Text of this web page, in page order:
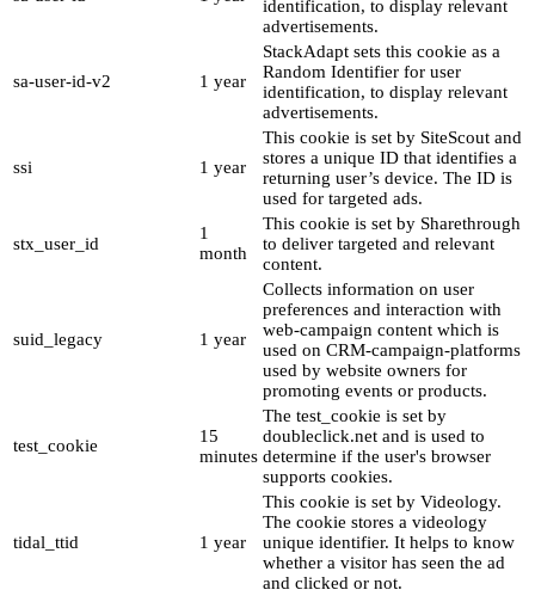
identification, to display relevant
advertisements.
sa-user-id-v2 1 year
StackAdapt sets this cookie as a
Random Identifier for user
identification, to display relevant
advertisements.
ssi 1 year
This cookie is set by SiteScout and
stores a unique ID that identifies a
returning user’s device. The ID is
used for targeted ads.
stx_user_id
1
month
This cookie is set by Sharethrough
to deliver targeted and relevant
content.
suid_legacy 1 year
Collects information on user
preferences and interaction with
web-campaign content which is
used on CRM-campaign-platforms
used by website owners for
promoting events or products.
test_cookie
15
minutes
The test_cookie is set by
doubleclick.net and is used to
determine if the user's browser
supports cookies.
tidal_ttid 1 year
This cookie is set by Videology.
The cookie stores a videology
unique identifier. It helps to know
whether a visitor has seen the ad
and clicked or not.